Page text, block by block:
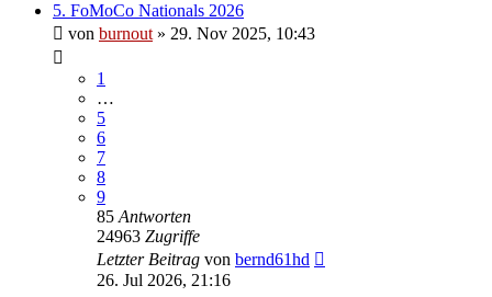
5. FoMoCo Nationals 2026
von burnout » 29. Nov 2025, 10:43
1
…
5
6
7
8
9
85 Antworten
24963 Zugriffe
Letzter Beitrag von bernd61hd
26. Jul 2026, 21:16